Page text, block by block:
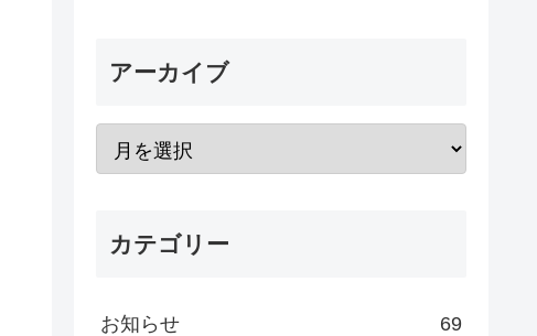
アーカイブ
カテゴリー
お知らせ 69